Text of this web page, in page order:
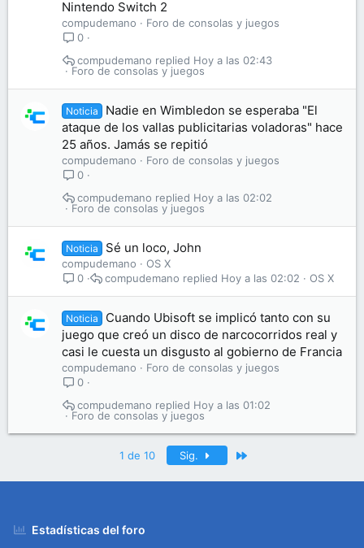
Nintendo Switch 2
compudemano
Foro de consolas y juegos
0
Foro de consolas y juegos
Hoy a las 02:43
compudemano
Noticia
Nadie en Wimbledon se esperaba "El
ataque de los vallas publicitarias voladoras" hace
25 años. Jamás se repitió
compudemano
Foro de consolas y juegos
0
Foro de consolas y juegos
Hoy a las 02:02
compudemano
Noticia Sé un loco, John
compudemano
OS X
0
OS X
Hoy a las 02:02
compudemano
Noticia
Cuando Ubisoft se implicó tanto con su
juego que creó un disco de narcocorridos real y
casi le cuesta un disgusto al gobierno de Francia
compudemano
Foro de consolas y juegos
0
Foro de consolas y juegos
Hoy a las 01:02
compudemano
1 de 10 Sig.
Estadísticas del foro